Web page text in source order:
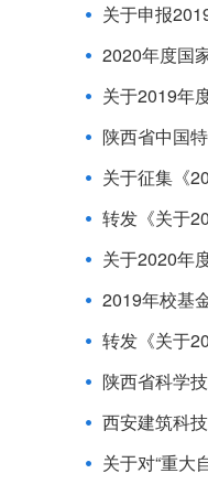
关于申报
2020年度国
关于2019年
陕西省中国
关于征集《
转发《关于
关于2020年
2019年校基
转发《关于
陕西省科学
西安建筑科